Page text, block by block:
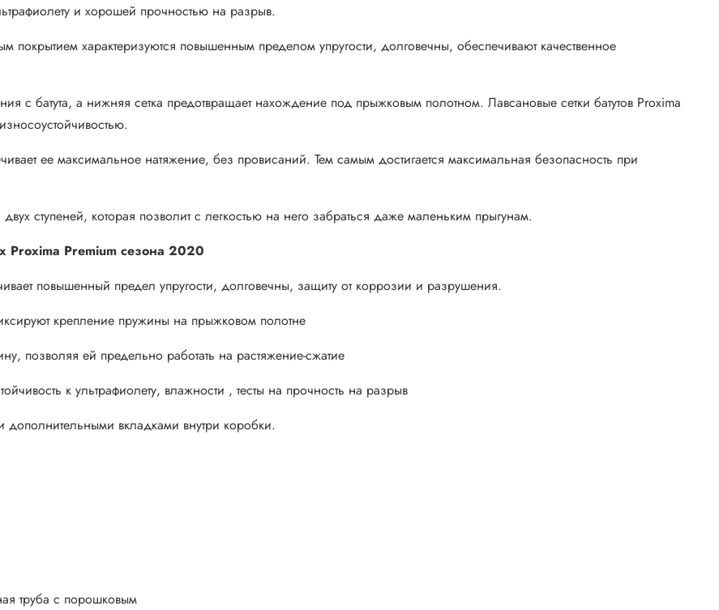
и хорошей прочностью на разрыв.
покрытием характеризуются повышенным пределом упругости, долговечны, обеспечивают качественное
с батута, а нижняя сетка предотвращает нахождение под прыжковым полотном. Лавсановые сетки батутов Proxima
ее максимальное натяжение, без провисаний. Тем самым достигается максимальная безопасность при
ступеней, которая позволит с легкостью на него забраться даже маленьким прыгунам.
Proxima Premium сезона 2020
повышенный предел упругости, долговечны, защиту от коррозии и разрушения.
крепление пружины на прыжковом полотне
позволяя ей предельно работать на растяжение-сжатие
к ультрафиолету, влажности , тесты на прочность на разрыв
дополнительными вкладками внутри коробки.
труба с порошковым